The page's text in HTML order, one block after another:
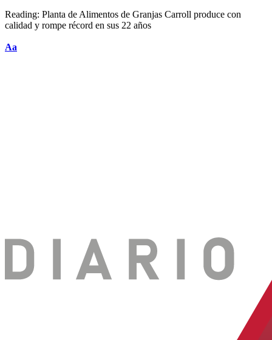
Reading: Planta de Alimentos de Granjas Carroll produce con
calidad y rompe récord en sus 22 años
Aa